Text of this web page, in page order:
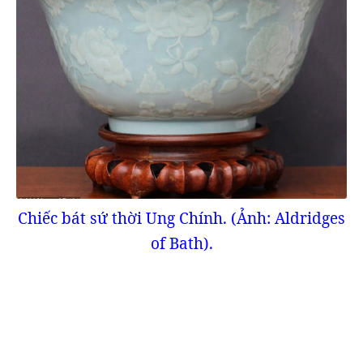
Chiếc bát sứ thời Ung Chính. (Ảnh: Aldridges
of Bath).